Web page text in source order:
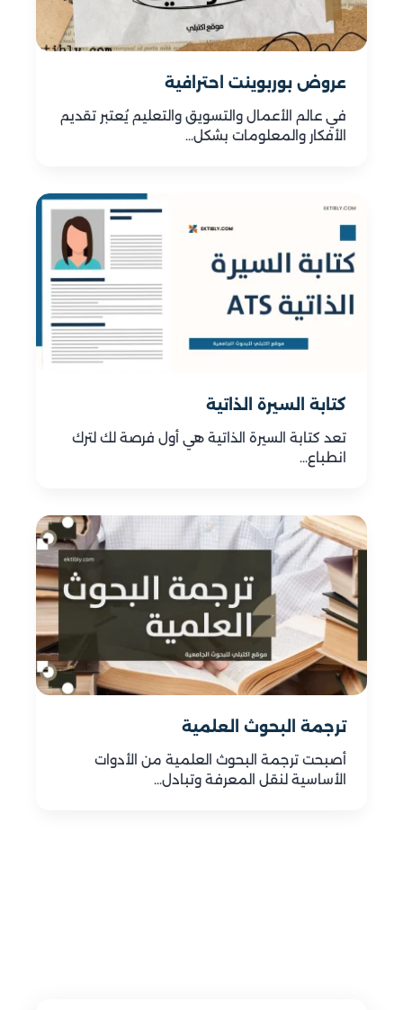
عروض بوربوينت احترافية
في عالم الأعمال والتسويق والتعليم يُعتبر تقديم
الأفكار والمعلومات بشكل…
كتابة السيرة الذاتية
تعد كتابة السيرة الذاتية هي أول فرصة لك لترك
انطباع…
ترجمة البحوث العلمية
أصبحت ترجمة البحوث العلمية من الأدوات
الأساسية لنقل المعرفة وتبادل…